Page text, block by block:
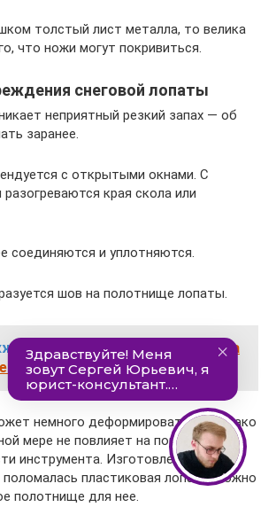
толстый лист металла, то велика
что ножи могут покривиться.
снеговой лопаты
неприятный резкий запах — об
заранее.
с открытыми окнами. С
края скола или
соединяются и уплотняются.
шов на полотнище лопаты.
73 счет бухгалтерского учета
- активный или пассивный?
немного деформироваться. Однако
мере не повлияет на показатель
инструмента. Изготовление нового
пластиковая лопата, можно
полотнище для нее.